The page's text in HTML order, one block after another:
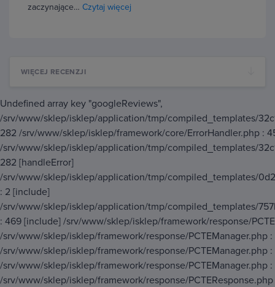
zaczynające… Czytaj więcej
WIĘCEJ RECENZJI
Undefined array key "googleReviews",
/srv/www/sklep/isklep/application/tmp/compiled_templates/
282 /srv/www/sklep/isklep/framework/core/ErrorHandler.php :
/srv/www/sklep/isklep/application/tmp/compiled_templates/
282 [handleError]
/srv/www/sklep/isklep/application/tmp/compiled_templates/
: 2 [include]
/srv/www/sklep/isklep/application/tmp/compiled_templates/
: 469 [include] /srv/www/sklep/isklep/framework/response/
/srv/www/sklep/isklep/framework/response/PCTEManager.php :
/srv/www/sklep/isklep/framework/response/PCTEManager.php :
/srv/www/sklep/isklep/framework/response/PCTEManager.php
/srv/www/sklep/isklep/framework/response/